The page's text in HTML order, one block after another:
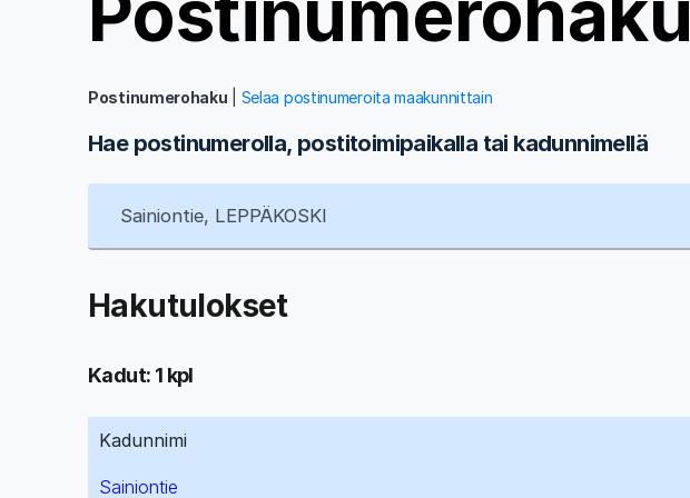
Postinumerohaku Selaa postinumeroita maakunnittain
Hae postinumerolla, postitoimipaikalla tai kadunnimellä
Hakutulokset
Kadut: 1 kpl
Kadunnimi
Sainiontie